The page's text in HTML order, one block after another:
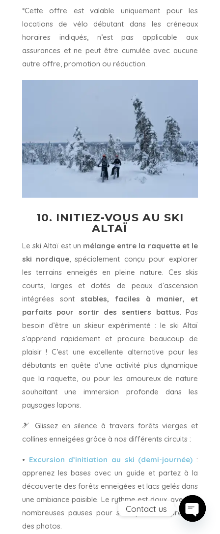
*Cette offre est valable uniquement pour les
locations de vélo débutant dans les créneaux
horaires indiqués, n’est pas applicable aux
assurances et ne peut être cumulée avec aucune
autre offre, promotion ou réduction.
10. INITIEZ-VOUS AU SKI
ALTAÏ
Le ski Altaï est un mélange entre la raquette et le
ski nordique, spécialement conçu pour explorer
les terrains enneigés en pleine nature. Ces skis
courts, larges et dotés de peaux d’ascension
intégrées sont stables, faciles à manier, et
parfaits pour sortir des sentiers battus. Pas
besoin d’être un skieur expérimenté : le ski Altaï
s’apprend rapidement et procure beaucoup de
plaisir ! C’est une excellente alternative pour les
débutants en quête d’une activité plus dynamique
que la raquette, ou pour les amoureux de nature
souhaitant une immersion profonde dans les
paysages lapons.
🎿 Glissez en silence à travers forêts vierges et
collines enneigées grâce à nos différents circuits :
• Excursion d’initiation au ski (demi-journée) :
apprenez les bases avec un guide et partez à la
découverte des forêts enneigées et lacs gelés dans
une ambiance paisible. Le rythme est doux, avec de
nombreuses pauses pour se reposer et prendre
des photos.
Contact us